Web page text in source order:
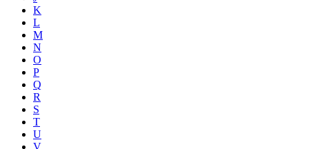
K
L
M
N
O
P
Q
R
S
T
U